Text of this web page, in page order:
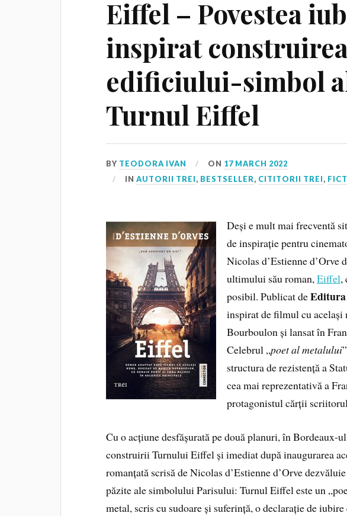
Eiffel – Povestea
inspirat
edificiului-simbol
Turnul Eiffel
BY TEODORA IVAN ON 17 MARCH 2022
INAUTORII TREI, BESTSELLER, CITITORII TREI,
Deși e mult mai frecventă
de inspirație pentru
Nicolas d’Estienne d’Orve
ultimului său roman,Eiffel,
posibil. Publicat de
inspirat de filmul cu
Bourboulon și lansat în
Celebrul „poet al metalului
structura de rezistență a
cea mai reprezentativă a
protagonistul cărții
Cu o acțiune desfășurată pe două planuri, în Bordeaux-
construirii Turnului Eiffel și imediat după inaugurarea
romanțată scrisă de Nicolas d’Estienne d’Orve
păzite ale simbolului Parisului: Turnul Eiffel este un
metal, scris cu sudoare și suferință, o declarație de